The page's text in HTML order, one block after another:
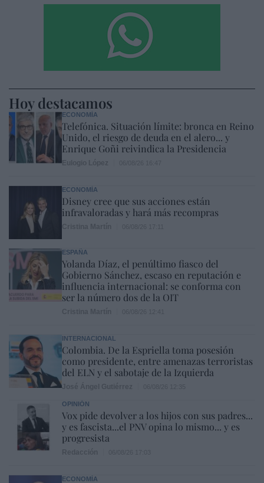
Hoy destacamos
ECONOMÍA
Telefónica. Situación límite: bronca en Reino
Unido, el riesgo de deuda en el alero... y
Enrique Goñi reivindica la Presidencia
ECONOMÍA
Disney cree que sus acciones están
infravaloradas y hará más recompras
ESPAÑA
Yolanda Díaz, el penúltimo fiasco del
Gobierno Sánchez, escaso en reputación e
influencia internacional: se conforma con
ser la número dos de la OIT
INTERNACIONAL
Colombia. De la Espriella toma posesión
como presidente, entre amenazas terroristas
del ELN y el sabotaje de la Izquierda
OPINIÓN
Vox pide devolver a los hijos con sus padres...
y es fascista...el PNV opina lo mismo... y es
progresista
ECONOMÍA